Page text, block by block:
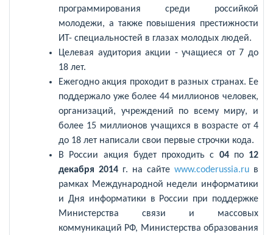
программирования среди российкой
молодежи, а также повышения престижности
ИТ- специальностей в глазах молодых людей.
Целевая аудитория акции - учащиеся от 7 до
18 лет.
Ежегодно акция проходит в разных странах. Ее
поддержало уже более 44 миллионов человек,
организаций, учреждений по всему миру, и
более 15 миллионов учащихся в возрасте от 4
до 18 лет написали свои первые строчки кода.
В России акция будет проходить с 04 по 12
декабря 2014 г. на сайтеwww.coderussia.ru в
рамках Международной недели информатики
и Дня информатики в России при поддержке
Министерства связи и массовых
коммуникаций РФ, Министерства образования